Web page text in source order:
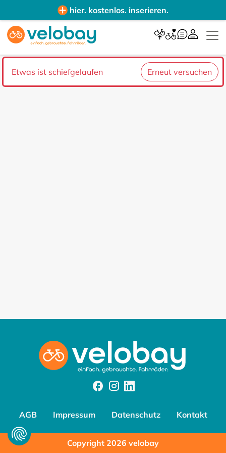
hier. kostenlos. inserieren.
Etwas ist schiefgelaufen Erneut versuchen
FacebookInstagram
AGB Impressum Datenschutz Kontakt
Copyright 2026 velobay